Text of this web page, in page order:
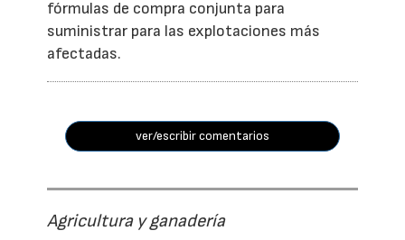
fórmulas de compra conjunta para
suministrar para las explotaciones más
afectadas.
ver/escribir comentarios
Agricultura y ganadería